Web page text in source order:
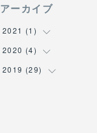
アーカイブ
2021 (1 )
(1
2020 (4)
(1)
2019 (29)